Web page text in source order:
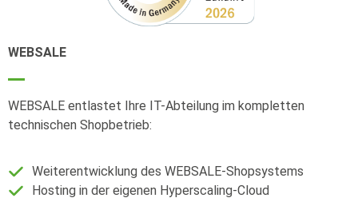
WEBSALE
WEBSALE entlastet Ihre IT-Abteilung im kompletten
technischen Shopbetrieb:
Weiterentwicklung des WEBSALE-Shopsystems
Hosting in der eigenen Hyperscaling-Cloud